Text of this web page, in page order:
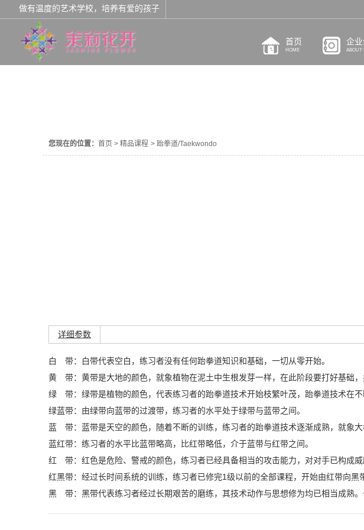
做有温度的艺术学校，培养有爱的孩子
首页
HOME
企
ABOUT
您现在的位置： 首页 > 精品课程 > 跆拳道/Taekwondo
详细参数
白 带：白带代表空白，练习者没有任何跆拳道知识和基础，一切从零开始。
黄 带：黄带是大地的颜色，就象植物在泥土中生根发芽一样，在此阶段要打好基础
绿 带：绿带是植物的颜色，代表练习者的跆拳道技术开始枝繁叶茂，跆拳道技术在不
绿蓝带：由绿带向蓝带的过渡带，练习者的水平处于绿带与蓝带之间。
蓝 带：蓝带是天空的颜色，随着不断的训练，练习者的跆拳道技术逐渐成熟，就象大
蓝红带：练习者的水平比蓝带略高，比红带略低，介于蓝带与红带之间。
红 带：红色是危险、警戒的颜色，练习者已经具备相当的攻击能力，对对手已构成威
红黑带：经过长时间系统的训练，练习者已修完1级以前的全部课程，开始由红带向黑
黑 带：黑带代表练习者经过长期艰苦的磨练，其技术动作与思想修为均已相当成熟。